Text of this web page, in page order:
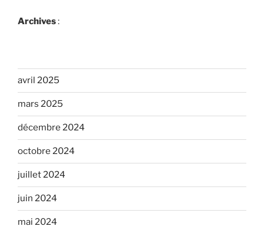
Archives:
avril 2025
mars 2025
décembre 2024
octobre 2024
juillet 2024
juin 2024
mai 2024